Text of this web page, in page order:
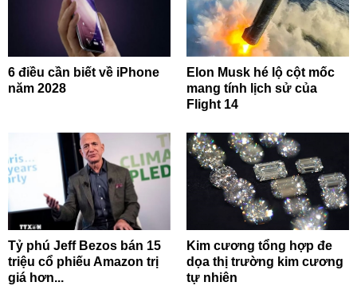
6 điều cần biết về iPhone
năm 2028
Elon Musk hé lộ cột mốc
mang tính lịch sử của
Flight 14
Tỷ phú Jeff Bezos bán 15
triệu cổ phiếu Amazon trị
giá hơn...
Kim cương tổng hợp đe
dọa thị trường kim cương
tự nhiên